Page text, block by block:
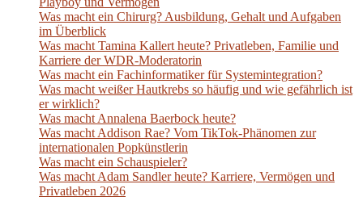
Was macht ein Chirurg? Ausbildung, Gehalt und Aufgaben
im Überblick
Was macht Tamina Kallert heute? Privatleben, Familie und
Karriere der WDR-Moderatorin
Was macht ein Fachinformatiker für Systemintegration?
Was macht weißer Hautkrebs so häufig und wie gefährlich ist
er wirklich?
Was macht Annalena Baerbock heute?
Was macht Addison Rae? Vom TikTok-Phänomen zur
internationalen Popkünstlerin
Was macht ein Schauspieler?
Was macht Adam Sandler heute? Karriere, Vermögen und
Privatleben 2026